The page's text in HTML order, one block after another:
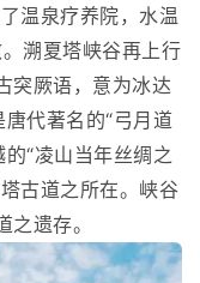
温泉疗养院，水温
溯夏塔峡谷再上行
突厥语，意为冰达
代著名的“弓月道
“凌山当年丝绸之
古道之所在。峡谷
遗存。